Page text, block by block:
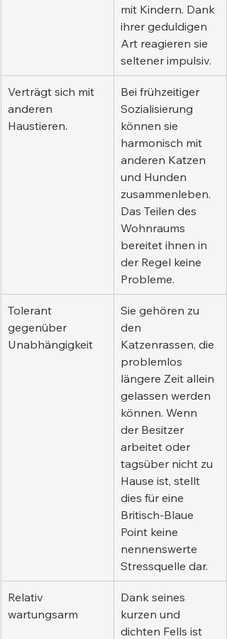
mit Kindern. Dank
ihrer geduldigen
Art reagieren sie
seltener impulsiv.
Verträgt sich mit
anderen
Haustieren.
Bei frühzeitiger
Sozialisierung
können sie
harmonisch mit
anderen Katzen
und Hunden
zusammenleben.
Das Teilen des
Wohnraums
bereitet ihnen in
der Regel keine
Probleme.
Tolerant
gegenüber
Unabhängigkeit
Sie gehören zu
den
Katzenrassen, die
problemlos
längere Zeit allein
gelassen werden
können. Wenn
der Besitzer
arbeitet oder
tagsüber nicht zu
Hause ist, stellt
dies für eine
Britisch-Blaue
Point keine
nennenswerte
Stressquelle dar.
Relativ
wartungsarm
Dank seines
kurzen und
dichten Fells ist